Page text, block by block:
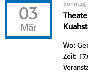
03
Mär
Wo:
Zeit: